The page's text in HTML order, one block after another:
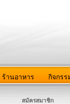
ร้านอาหาร กิจกรร
สมัครสมาชิก